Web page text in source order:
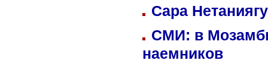
Сара
СМИ: в
наемников